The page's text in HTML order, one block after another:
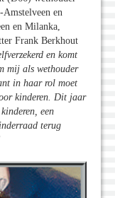
en
en Milanka,
Frank Berkhout
en komt
mij als wethouder
in haar rol moet
kinderen. Dit jaar
een
terug